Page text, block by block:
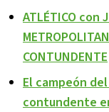
ATLÉTICO con
CONTUNDENTE
El campeón
contundente en